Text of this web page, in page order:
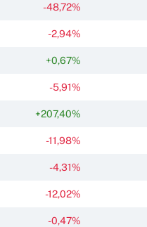
-48,72%
-2,94%
+0,67%
-5,91%
+207,40%
-11,98%
-4,31%
-12,02%
-0,47%